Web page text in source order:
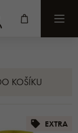
KOŠÍKU
EXTRA